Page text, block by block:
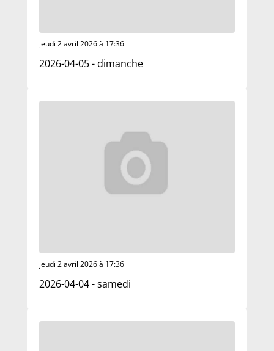
jeudi 2 avril 2026 à 17:36
2026-04-05 - dimanche
jeudi 2 avril 2026 à 17:36
2026-04-04 - samedi